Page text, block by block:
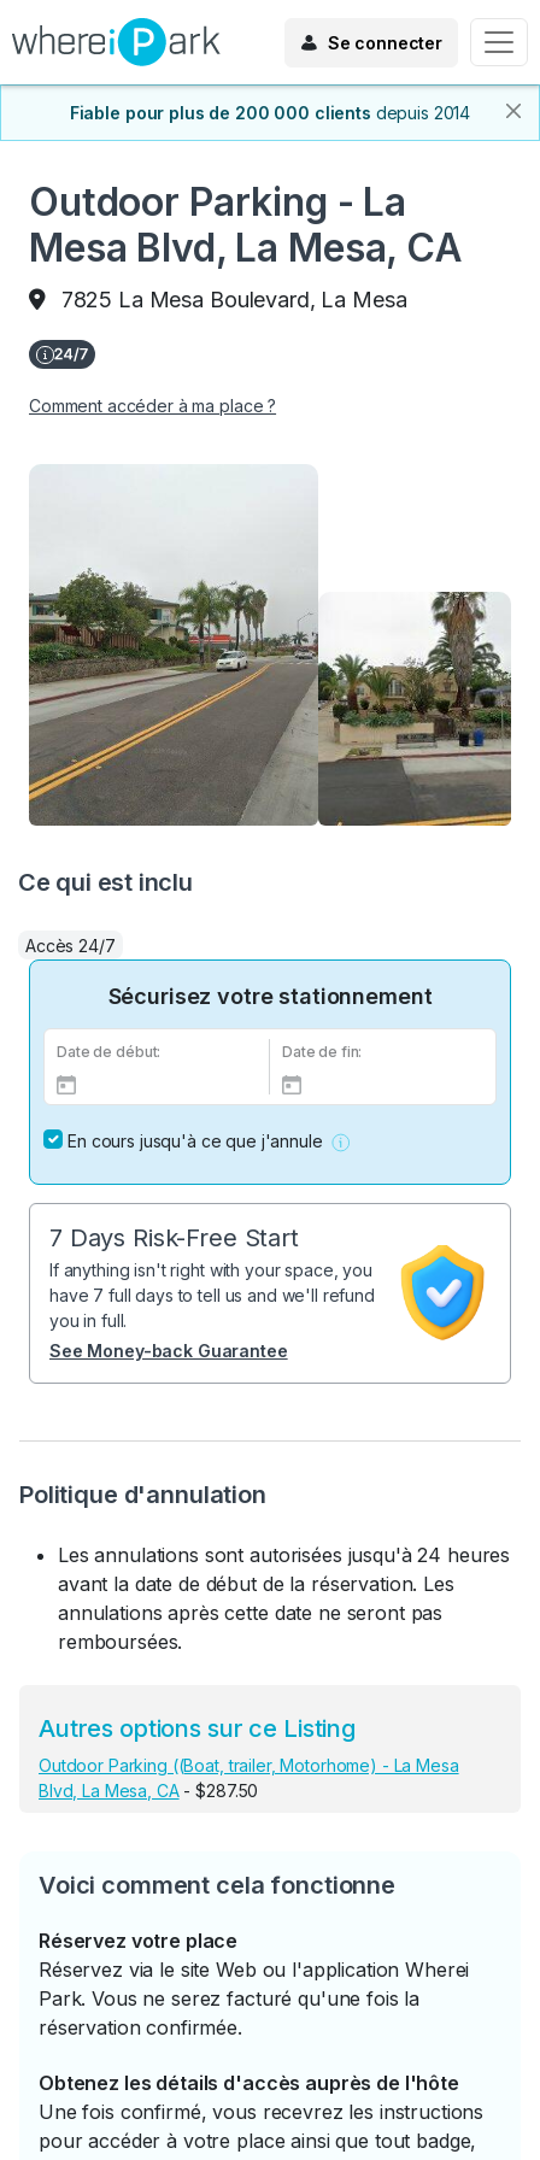
Se connecter
Fiable pour plus de 200 000 clients depuis 2014
Outdoor Parking - La
Mesa Blvd, La Mesa, CA
7825 La Mesa Boulevard, La Mesa
Comment accéder à ma place ?
Politique d'annulation
Les annulations sont autorisées jusqu'à 24 heures
avant la date de début de la réservation. Les
annulations après cette date ne seront pas
remboursées.
Autres options sur ce Listing
Outdoor Parking ((Boat, trailer, Motorhome) - La Mesa
Blvd, La Mesa, CA- $287.50
Voici comment cela fonctionne
Réservez votre place
Réservez via le site Web ou l'application Wherei
Park. Vous ne serez facturé qu'une fois la
réservation confirmée.
Obtenez les détails d'accès auprès de l'hôte
Une fois confirmé, vous recevrez les instructions
pour accéder à votre place ainsi que tout badge,
Ce qui est inclu
Accès 24/7
Sécurisez votre stationnement
Date de début: Date de fin:
En cours jusqu'à ce que j'annule
7 Days Risk-Free Start
If anything isn't right with your space, you
have 7 full days to tell us and we'll refund
you in full.
See Money-back Guarantee